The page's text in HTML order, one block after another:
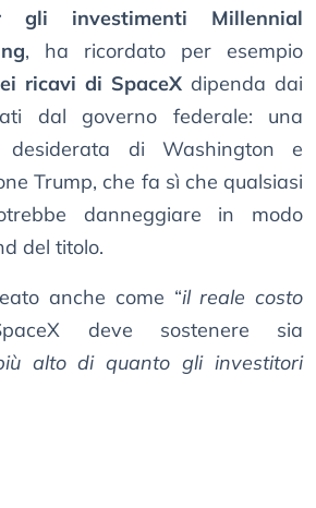
gli investimenti Millennial
, ha ricordato per esempio
ricavi di SpaceX dipenda dai
dal governo federale: una
desiderata di Washington e
Trump, che fa sì che qualsiasi
danneggiare in modo
del titolo.
anche come “il reale costo
deve sostenere sia
alto di quanto gli investitori